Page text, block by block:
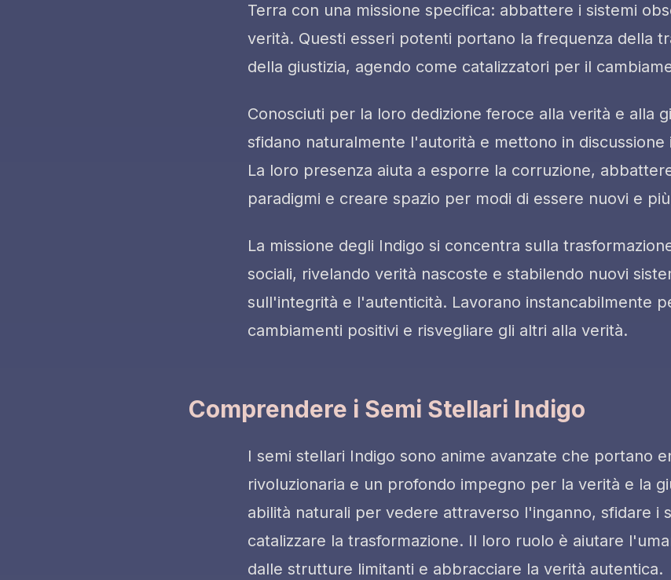
Terra con una missione specifica: abbattere i sistemi
verità. Questi esseri potenti portano la frequenza della
della giustizia, agendo come catalizzatori per il
Conosciuti per la loro dedizione feroce alla verità e alla
sfidano naturalmente l'autorità e mettono in discussione
La loro presenza aiuta a esporre la corruzione,
paradigmi e creare spazio per modi di essere nuovi e
La missione degli Indigo si concentra sulla
sociali, rivelando verità nascoste e stabilendo nuovi
sull'integrità e l'autenticità. Lavorano instancabilmente
cambiamenti positivi e risvegliare gli altri alla verità.
Comprendere i Semi Stellari Indigo
I semi stellari Indigo sono anime avanzate che portano
rivoluzionaria e un profondo impegno per la verità e la
abilità naturali per vedere attraverso l'inganno, sfidare i
catalizzare la trasformazione. Il loro ruolo è aiutare
dalle strutture limitanti e abbracciare la verità autentica.